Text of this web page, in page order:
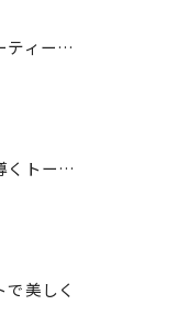
トータルビューティーを提供する美容室【金沢】
全身を美しく導くトータルビューティーサロン
美しく